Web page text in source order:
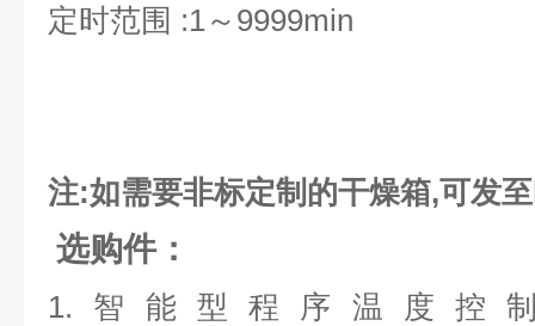
定时范围 :1～9999min
注:如需要非标定制的干燥箱,可发
选购件：
1.智能型程序温度控